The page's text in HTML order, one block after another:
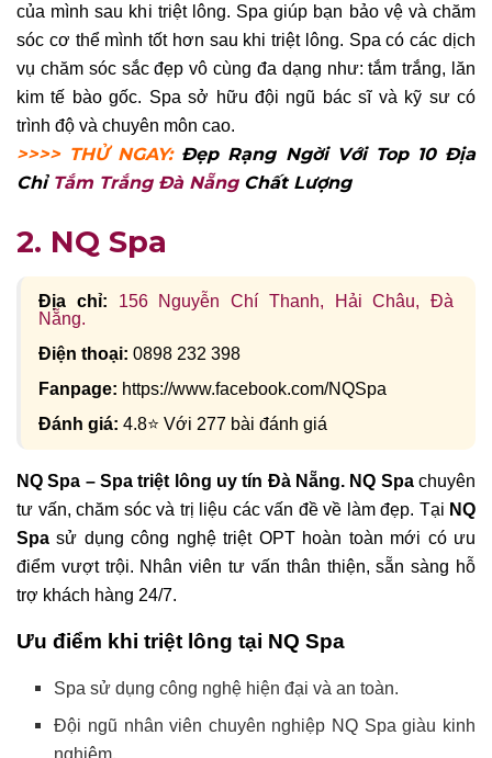
của mình sau khi triệt lông. Spa giúp bạn bảo vệ và chăm
sóc cơ thể mình tốt hơn sau khi triệt lông. Spa có các dịch
vụ chăm sóc sắc đẹp vô cùng đa dạng như: tắm trắng, lăn
kim tế bào gốc. Spa sở hữu đội ngũ bác sĩ và kỹ sư có
trình độ và chuyên môn cao.
>>>> THỬ NGAY: Đẹp Rạng Ngời Với Top 10 Địa
Chỉ Tắm Trắng Đà Nẵng Chất Lượng
2. NQ Spa
Địa chỉ: 156 Nguyễn Chí Thanh, Hải Châu, Đà
Nẵng.
Điện thoại: 0898 232 398
Fanpage: https://www.facebook.com/NQSpa
Đánh giá: 4.8⭐ Với 277 bài đánh giá
NQ Spa – Spa triệt lông uy tín Đà Nẵng. NQ Spachuyên
tư vấn, chăm sóc và trị liệu các vấn đề về làm đẹp. Tại NQ
Spa sử dụng công nghệ triệt OPT hoàn toàn mới có ưu
điểm vượt trội. Nhân viên tư vấn thân thiện, sẵn sàng hỗ
trợ khách hàng 24/7.
Ưu điểm khi triệt lông tại NQ Spa
Spa sử dụng công nghệ hiện đại và an toàn.
Đội ngũ nhân viên chuyên nghiệp NQ Spa giàu kinh